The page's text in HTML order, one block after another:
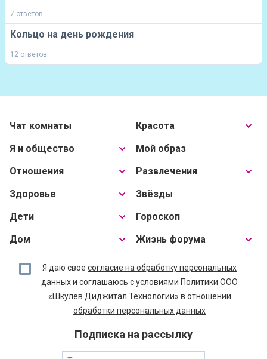
7 ответов
Кольцо на день рождения
12 ответов
Чат комнаты
Я и общество
Отношения
Здоровье
Дети
Дом
Красота
Мой образ
Развлечения
Звёзды
Гороскоп
Жизнь форума
Я даю свое согласие на обработку персональных
данныхи соглашаюсь с условиями Политики ООО
«Шкулёв Диджитал Технологии» в отношении
обработки персональных данных
Подписка на рассылку